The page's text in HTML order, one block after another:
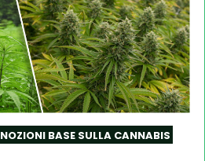
NOZIONI BASE SULLA CANNABIS